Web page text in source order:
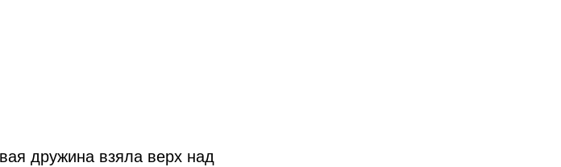
дружина взяла верх над